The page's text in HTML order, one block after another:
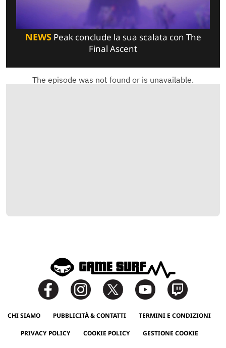
NEWSPeak conclude la sua scalata con The
Final Ascent
CHI SIAMO PUBBLICITÀ & CONTATTI TERMINI E CONDIZIONI
PRIVACY POLICY COOKIE POLICY GESTIONE COOKIE